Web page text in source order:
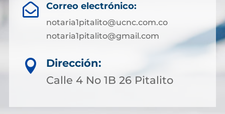
 Correo electrónico:
notaria1pitalito@ucnc.com.co
notaria1pitalito@gmail.com

Dirección:
Calle 4 No 1B 26 Pitalito